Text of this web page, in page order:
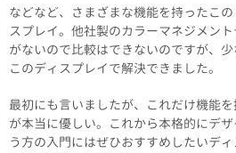
などなど、さまざまな機能を持ったこ
スプレイ。他社製のカラーマネジメン
がないので比較はできないのですが、
このディスプレイで解決できました。
最初にも言いましたが、これだけ機能
が本当に優しい。これから本格的にデ
う方の入門にはぜひおすすめしたいディ